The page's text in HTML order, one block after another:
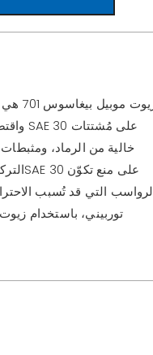
خالية من الرماد،
التي قد تُسبب